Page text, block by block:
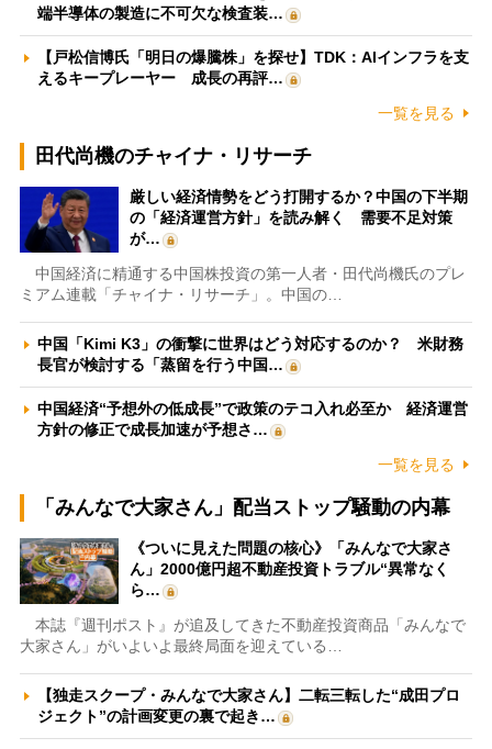
端半導体の製造に不可欠な検査装…
【戸松信博氏「明日の爆騰株」を探せ】TDK：AIインフラを支
えるキープレーヤー 成長の再評…
一覧を見る
田代尚機のチャイナ・リサーチ
厳しい経済情勢をどう打開するか？中国の下半期
の「経済運営方針」を読み解く 需要不足対策
が…
中国経済に精通する中国株投資の第一人者・田代尚機氏のプレ
ミアム連載「チャイナ・リサーチ」。中国の…
中国「Kimi K3」の衝撃に世界はどう対応するのか？ 米財務
長官が検討する「蒸留を行う中国…
中国経済“予想外の低成長”で政策のテコ入れ必至か 経済運営
方針の修正で成長加速が予想さ…
一覧を見る
「みんなで大家さん」配当ストップ騒動の内幕
《ついに見えた問題の核心》「みんなで大家さ
ん」2000億円超不動産投資トラブル“異常なく
ら…
本誌『週刊ポスト』が追及してきた不動産投資商品「みんなで
大家さん」がいよいよ最終局面を迎えている…
【独走スクープ・みんなで大家さん】二転三転した“成田プロ
ジェクト”の計画変更の裏で起き…